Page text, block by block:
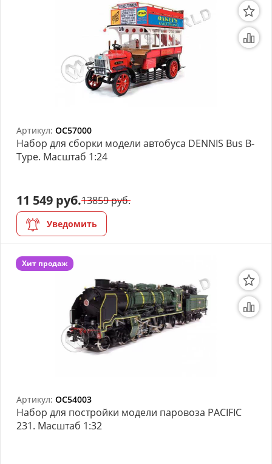
Артикул: OC57000
Набор для сборки модели автобуса DENNIS Bus B-
Type. Масштаб 1:24
11 549 руб.13859 руб.
Уведомить
Хит продаж
Артикул: OC54003
Набор для постройки модели паровоза PACIFIC
231. Масштаб 1:32